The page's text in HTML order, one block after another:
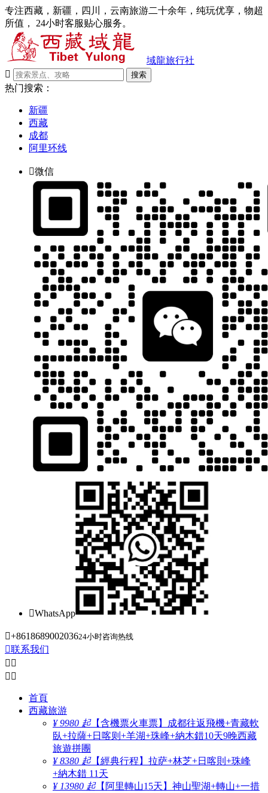
专注西藏，新疆，四川，云南旅游二十余年，纯玩优享，物超
所值， 24小时客服贴心服务。
域龍旅行社

搜索
热门搜索：
新疆
西藏
成都
阿里环线
微信
WhatsApp
+861868900203624小时咨询热线
联系我们
 
 
首頁
西藏旅游
¥ 9980 起【含機票火車票】成都往返飛機+青藏軟
臥+拉薩+日喀则+羊湖+珠峰+納木錯10天9晚西藏
旅遊拼團
¥ 8380 起【經典行程】拉萨+林芝+日喀則+珠峰
+納木錯 11天
¥ 13980 起【阿里轉山15天】神山聖湖+轉山+一措